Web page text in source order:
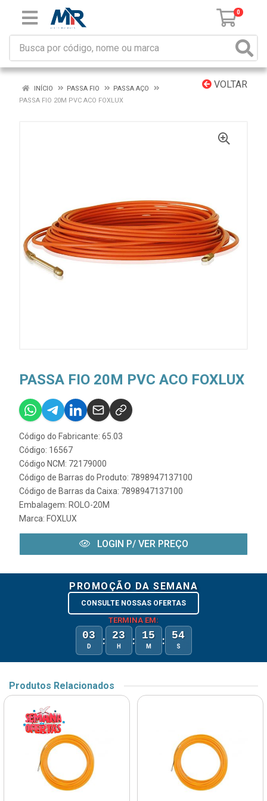
0
VOLTAR
INÍCIO PASSA FIO
PASSA AÇO
PASSA FIO 20M PVC ACO FOXLUX
PASSA FIO 20M PVC ACO FOXLUX
Código do Fabricante: 65.03
Código: 16567
Código NCM: 72179000
Código de Barras do Produto: 7898947137100
Código de Barras da Caixa: 7898947137100
Embalagem: ROLO-20M
Marca: FOXLUX
LOGIN P/ VER PREÇO
PROMOÇÃO DA SEMANA
CONSULTE NOSSAS OFERTAS
TERMINA EM:
03
D : 23
H : 15
M : 54
S
Produtos Relacionados